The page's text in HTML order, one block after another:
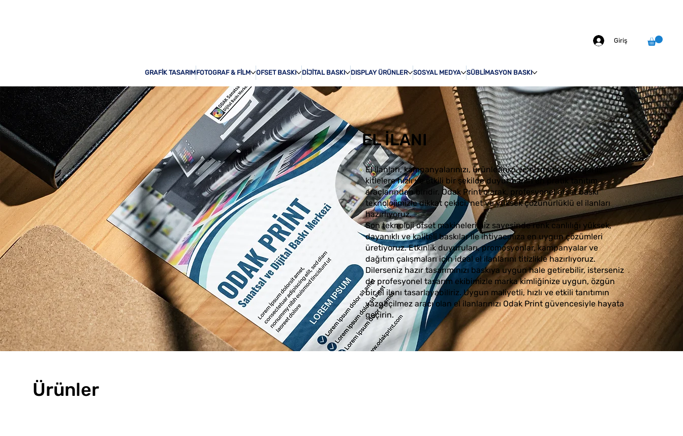
Giriş
GRAFİK TASARIMFOTOGRAF & FİLM OFSET BASKI DİJİTAL BASKI DISPLAY ÜRÜNLER SOSYAL MEDYA SÜBLİMASYON BASKI
EL İLANI
El ilanları, kampanyalarınızı, ürünlerinizi ve hizmetlerinizi geniş
kitlelere hızlı ve etkili bir şekilde duyurmanın en pratik tanıtım
araçlarından biridir. Odak Print olarak, profesyonel ofset baskı
teknolojimizle dikkat çekici, net ve yüksek çözünürlüklü el ilanları
hazırlıyoruz.
Son teknoloji ofset makinelerimiz sayesinde renk canlılığı yüksek,
dayanıklı ve kaliteli baskılar ile ihtiyacınıza en uygun çözümleri
üretiyoruz. Etkinlik duyuruları, promosyonlar, kampanyalar ve
dağıtım çalışmaları için ideal el ilanlarını titizlikle hazırlıyoruz.
Dilerseniz hazır tasarımınızı baskıya uygun hale getirebilir, isterseniz
de profesyonel tasarım ekibimizle marka kimliğinize uygun, özgün
bir el ilanı tasarlayabiliriz. Uygun maliyetli, hızlı ve etkili tanıtımın
vazgeçilmez aracı olan el ilanlarınızı Odak Print güvencesiyle hayata
geçirin.
Ürünler